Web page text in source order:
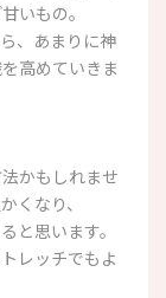
いもの。
、あまりに神
高めていきま
かもしれませ
くなり、
と思います。
レッチでもよ